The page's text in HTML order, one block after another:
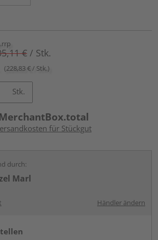
€ / Stk.
(228,83 € / Stk.)
Stk.
für Stückgut
durch:
Marl
Händler ändern